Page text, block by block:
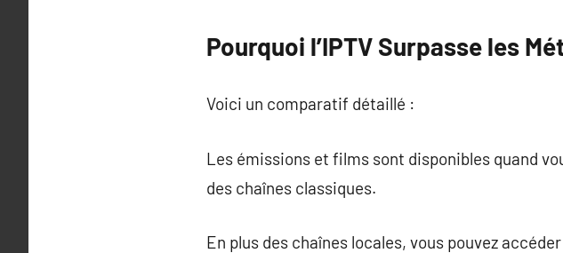
Pourquoi l’IPTV Surpasse les
Voici un comparatif détaillé :
Les émissions et films sont disponibles quand
des chaînes classiques.
En plus des chaînes locales, vous pouvez